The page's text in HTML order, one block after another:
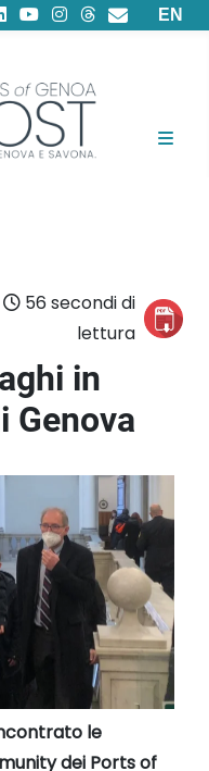
EN
56 secondi di
lettura
in
Genova
le
dei Ports of